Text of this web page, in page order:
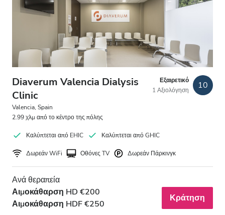
Ασθενείς με HIV
Ασθενείς με Ηπατίτιδα B
Ασθενείς με Ηπατίτιδα C
GHIC
Παροχές
Αναψυκτικά
Δωρεάν WiFi
Τηλεοπτικές Οθόνες
Diaverum Valencia Dialysis
Clinic
Valencia, Spain
2.99 χλμ από το κέντρο της πόλης
Εξαιρετικό
1 Αξιολόγηση
10
Καλύπτεται από EHIC Καλύπτεται από GHIC
Δωρεάν WiFi Οθόνες TV Δωρεάν Πάρκινγκ
Ανά θεραπεία
Αιμοκάθαρση HD €200
Αιμοκάθαρση HDF €250
Κράτηση